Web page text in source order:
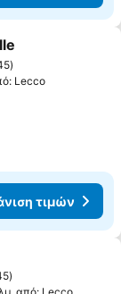
αγαπημένα
Lecco
τιμών
αγαπημένα